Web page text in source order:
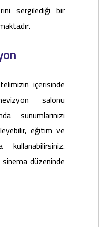
sergilediği bir
içerisinde
salonu
sunumlarınızı
eğitim ve
düzeninde